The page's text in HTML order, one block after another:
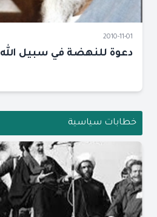
2010-11-01
دعوة للنهضة في سبيل الله
خطابات سياسية